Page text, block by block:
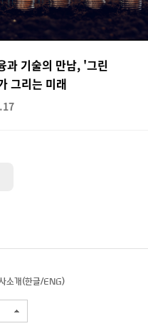
과 기술의 만남, '그린
그리는 미래
소개(한글/ENG)